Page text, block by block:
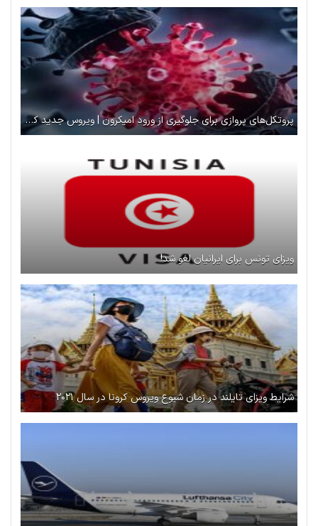
پروتکل‌های پروازی برای جلوگیری از ورود امیکرون | ویروس جدید کرونا
ویزای تونس برای ایرانیان لغو شد!
شرایط ویزای تایلند در زمان شیوع ویروس کرونا در سال ۲۰۲۱